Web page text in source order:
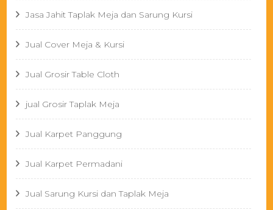
Jasa Jahit Taplak Meja dan Sarung Kursi
Jual Cover Meja & Kursi
Jual Grosir Table Cloth
jual Grosir Taplak Meja
Jual Karpet Panggung
Jual Karpet Permadani
Jual Sarung Kursi dan Taplak Meja